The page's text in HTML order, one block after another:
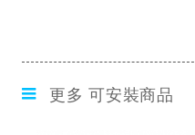
更多 可安裝商品